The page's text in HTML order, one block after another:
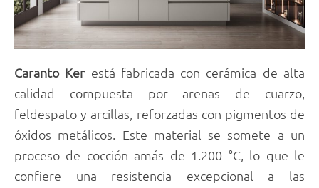
Caranto Ker está fabricada con cerámica de alta
calidad compuesta por arenas de cuarzo,
feldespato y arcillas, reforzadas con pigmentos de
óxidos metálicos. Este material se somete a un
proceso de cocción amás de 1.200 °C, lo que le
confiere una resistencia excepcional a las